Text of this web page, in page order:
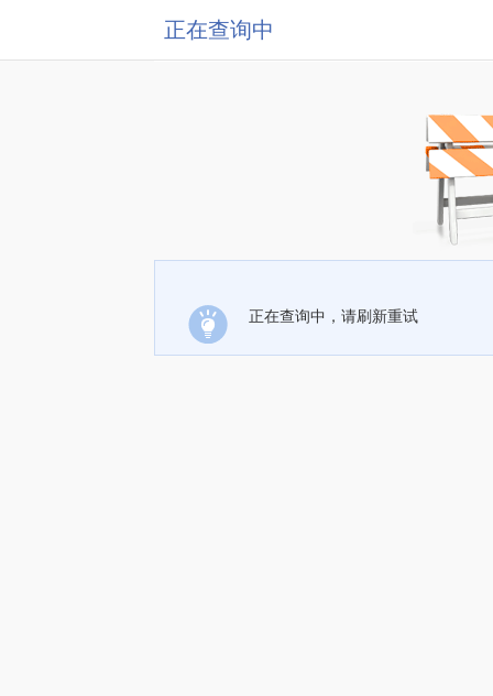
正在查询中
正在查询中，请刷新重试